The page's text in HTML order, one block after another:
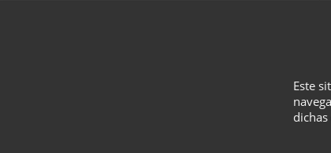
Este